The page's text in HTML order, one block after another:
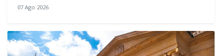
07 Ago 2026